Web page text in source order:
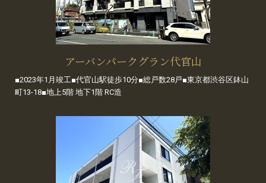
アーバンパークグラン代官山
■2023年1月竣工■代官山駅徒歩10分■総戸数28戸■東京都渋谷区鉢山
町13-18■地上5階 地下1階 RC造